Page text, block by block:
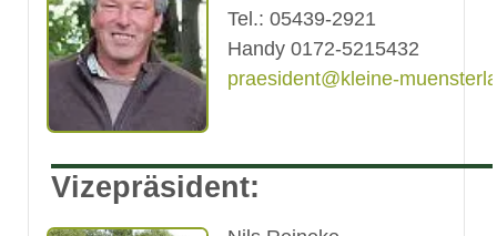
Tel.: 05439-2921
Handy 0172-5215432
praesident@kleine-
Vizepräsident: